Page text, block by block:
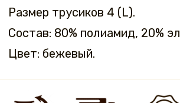
Размер трусиков 4 (L).
Состав: 80% полиамид, 20%
Цвет: бежевый.